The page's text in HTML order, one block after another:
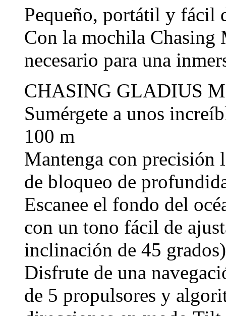
Pequeño, portátil y fácil
Con la mochila
necesario para una
CHASING GLADIUS
Sumérgete a unos
100 m
Mantenga con
de bloqueo de
Escanee el fondo del
con un tono fácil de
inclinación de 45 grados)
Disfrute de una
de 5 propulsores y